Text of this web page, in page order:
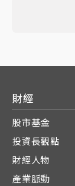
財經
股市基金
投資長觀點
財經人物
產業脈動